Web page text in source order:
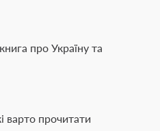
про Україну та
варто прочитати